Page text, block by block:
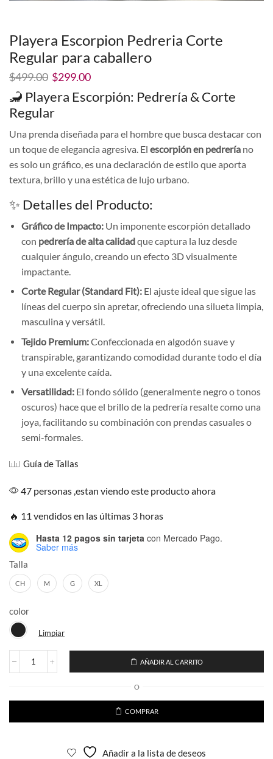
Playera Escorpion Pedreria Corte
Regular para caballero
$499.00 El
original
era:
$299.00El
precio
actual
🦂 Playera Escorpión: Pedrería & Corte
Regular
Una prenda diseñada para el hombre que busca destacar con
un toque de elegancia agresiva. El escorpión en pedrería no
es solo un gráfico, es una declaración de estilo que aporta
textura, brillo y una estética de lujo urbano.
✨ Detalles del Producto:
Gráfico de Impacto: Un imponente escorpión detallado
con pedrería de alta calidadque captura la luz desde
cualquier ángulo, creando un efecto 3D visualmente
impactante.
Corte Regular (Standard Fit): El ajuste ideal que sigue las
líneas del cuerpo sin apretar, ofreciendo una silueta limpia,
masculina y versátil.
Tejido Premium:Confeccionada en algodón suave y
transpirable, garantizando comodidad durante todo el día
y una excelente caída.
Versatilidad: El fondo sólido (generalmente negro o tonos
oscuros) hace que el brillo de la pedrería resalte como una
joya, facilitando su combinación con prendas casuales o
semi-formales.
Guía de Tallas
47 personas ,estan viendo este producto ahora
🔥 11 vendidos en las últimas 3 horas
Hasta 12 pagos sin tarjeta con Mercado Pago.
Saber más
Talla
CH M G XL
color
Limpiar
Playera
Corte
para
AÑADIR AL CARRITO
O
COMPRAR
Añadir a la lista de deseos